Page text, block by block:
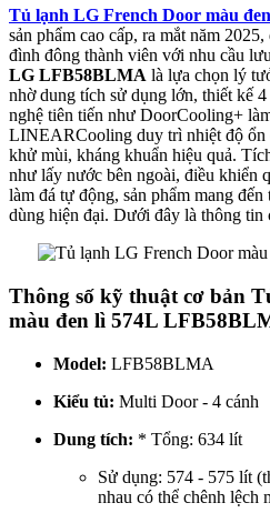
Tủ lạnh LG French Door màu
sản phẩm cao cấp, ra mắt năm
đình đông thành viên với nhu cầu
LG LFB58BLMA là lựa chọn lý
nhờ dung tích sử dụng lớn, thiết kế
nghệ tiên tiến như DoorCooling+
LINEARCooling duy trì nhiệt độ ổn
khử mùi, kháng khuẩn hiệu quả.
như lấy nước bên ngoài, điều khiển
làm đá tự động, sản phẩm mang
dùng hiện đại. Dưới đây là thông tin
Thông số kỹ thuật cơ bản
màu đen lì 574L
Model: LFB58BLMA
Kiểu tủ: Multi Door - 4 cánh
Dung tích: * Tổng: 634 lít
Sử dụng: 574 - 575 lít
nhau có thể chênh lệch